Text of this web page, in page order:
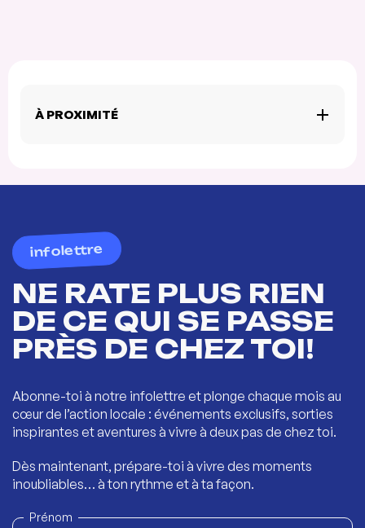
À PROXIMITÉ
infolettre
NE RATE PLUS RIEN
DE CE QUI SE PASSE
PRÈS DE CHEZ TOI!
Abonne-toi à notre infolettre et plonge chaque mois au
cœur de l’action locale : événements exclusifs, sorties
inspirantes et aventures à vivre à deux pas de chez toi.
Dès maintenant, prépare-toi à vivre des moments
inoubliables… à ton rythme et à ta façon.
Prénom